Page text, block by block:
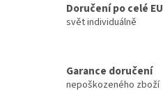
Doručení po celé EU
svět individuálně
Garance doručení
nepoškozeného zboží